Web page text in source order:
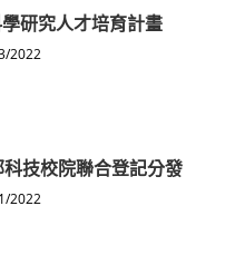
研究人才培育計畫
2022
技校院聯合登記分發
2022